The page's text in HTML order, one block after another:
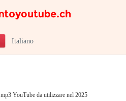
Italiano
YouTube da utilizzare nel 2025